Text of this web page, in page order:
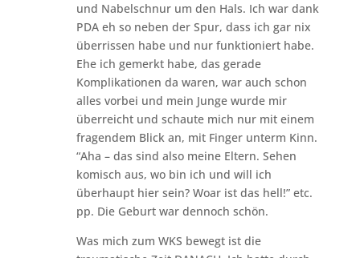
und Nabelschnur um den Hals. Ich war dank
PDA eh so neben der Spur, dass ich gar nix
überrissen habe und nur funktioniert habe.
Ehe ich gemerkt habe, das gerade
Komplikationen da waren, war auch schon
alles vorbei und mein Junge wurde mir
überreicht und schaute mich nur mit einem
fragendem Blick an, mit Finger unterm Kinn.
“Aha – das sind also meine Eltern. Sehen
komisch aus, wo bin ich und will ich
überhaupt hier sein? Woar ist das hell!” etc.
pp. Die Geburt war dennoch schön.
Was mich zum WKS bewegt ist die